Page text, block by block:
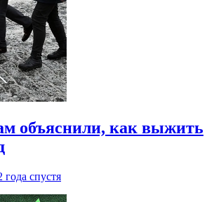
объяснили, как выжить
года спустя